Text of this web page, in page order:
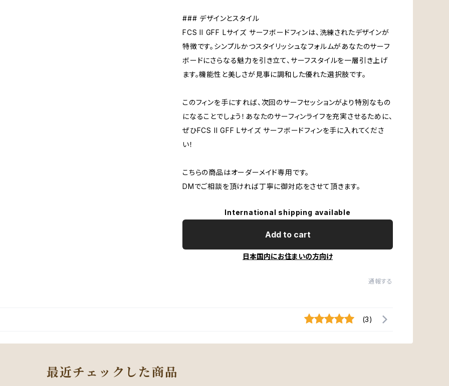
### デザインとスタイル
FCS II GFF Lサイズ サーフボードフィンは、洗練されたデザインが
特徴です。シンプルかつスタイリッシュなフォルムがあなたのサーフ
ボードにさらなる魅力を引き立て、サーフスタイルを一層引き上げ
ます。機能性と美しさが見事に調和した優れた選択肢です。
このフィンを手にすれば、次回のサーフセッションがより特別なもの
になることでしょう！あなたのサーフィンライフを充実させるために、
ぜひFCS II GFF Lサイズ サーフボードフィンを手に入れてくださ
い！
こちらの商品はオーダーメイド専用です。
DMでご相談を頂ければ丁寧に御対応をさせて頂きます。
International shipping available
Add to cart
日本国内にお住まいの方向け
通報する
(3)
最近チェックした商品